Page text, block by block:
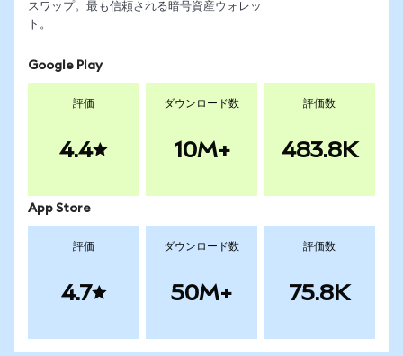
スワップ。最も信頼される暗号資産ウォレッ
ト。
Google Play
評価
4.4
ダウンロード数
10M+
評価数
483.8K
App Store
評価
4.7
ダウンロード数
50M+
評価数
75.8K